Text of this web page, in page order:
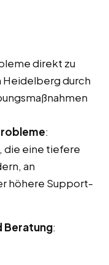
direkt zu
Heidelberg durch
:
die eine tiefere
an
höhere Support-
Beratung: